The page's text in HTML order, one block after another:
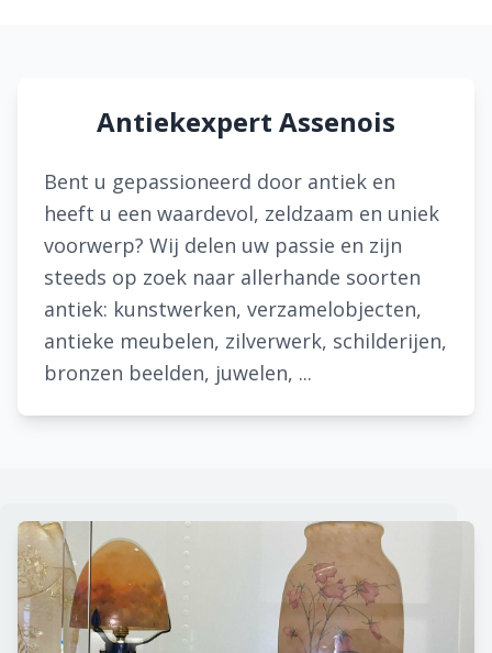
Antiekexpert Assenois
Bent u gepassioneerd door antiek en
heeft u een waardevol, zeldzaam en uniek
voorwerp? Wij delen uw passie en zijn
steeds op zoek naar allerhande soorten
antiek: kunstwerken, verzamelobjecten,
antieke meubelen, zilverwerk, schilderijen,
bronzen beelden, juwelen, ...